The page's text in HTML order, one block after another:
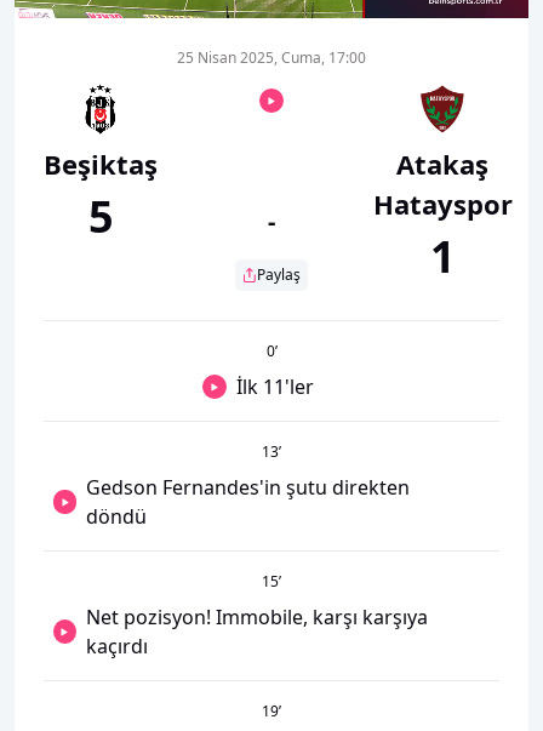
Beşiktaş
5
25 Nisan 2025, Cuma, 17:00
-
Paylaş
Atakaş
Hatayspor
1
0’
İlk 11'ler
13’
Gedson Fernandes'in şutu direkten
döndü
15’
Net pozisyon! Immobile, karşı karşıya
kaçırdı
19’